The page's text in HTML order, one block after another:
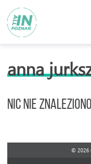
anna
Nic nie
© 2026